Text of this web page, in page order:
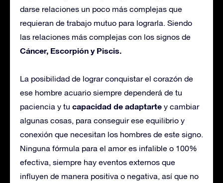
darse relaciones un poco más complejas que
requieran de trabajo mutuo para lograrla. Siendo
las relaciones más complejas con los signos de
Cáncer, Escorpión y Piscis.
La posibilidad de lograr conquistar el corazón de
ese hombre acuario siempre dependerá de tu
paciencia y tu capacidad de adaptarte y cambiar
algunas cosas, para conseguir ese equilibrio y
conexión que necesitan los hombres de este signo.
Ninguna fórmula para el amor es infalible o 100%
efectiva, siempre hay eventos externos que
influyen de manera positiva o negativa, así que no